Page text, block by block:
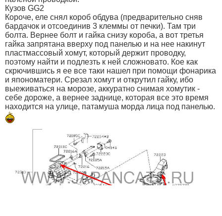
Кузов GG2
Короче, еле снял короб обдува (предварительно сняв
бардачок и отсоединив 3 клеммы от печки). Там три
болта. Вернее болт и гайка снизу короба, а вот третья
гайка запрятана вверху под панелью и на нее накинут
пластмассовый хомут, который держит проводку,
поэтому найти и подлезть к ней сложновато. Кое как
скрючившись я ее все таки нашел при помощи фонарика
и япономатери. Срезал хомут и открутил гайку, ибо
выеживаться на морозе, аккуратно снимая хомутик -
себе дороже, а вернее заднице, которая все это время
находится на улице, патамуша морда лица под панелью.